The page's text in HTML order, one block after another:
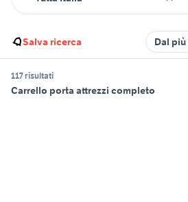
Salva ricerca Dal
117 risultati
Carrello porta attrezzi completo